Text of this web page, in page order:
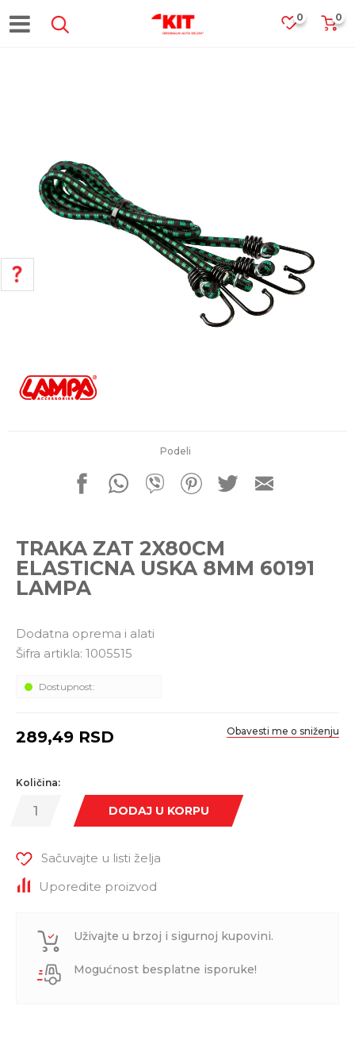
0
0
Podeli
TRAKA ZAT 2X80CM
ELASTICNA USKA 8MM 60191
LAMPA
Dodatna oprema i alati
Šifra artikla: 1005515
Dostupnost:
289,49 RSD Obavesti me o sniženju
Količina:
DODAJ U KORPU
Sačuvajte u listi želja
Uporedite proizvod
Uživajte u brzoj i sigurnoj kupovini.
Mogućnost besplatne isporuke!
011 4427900
Pišite nam
office@kitcommerce.rs